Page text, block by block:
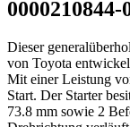
Dieser
von Toyota
Mit einer Leistung
Start. Der Starter
73.8 mm sowie 2